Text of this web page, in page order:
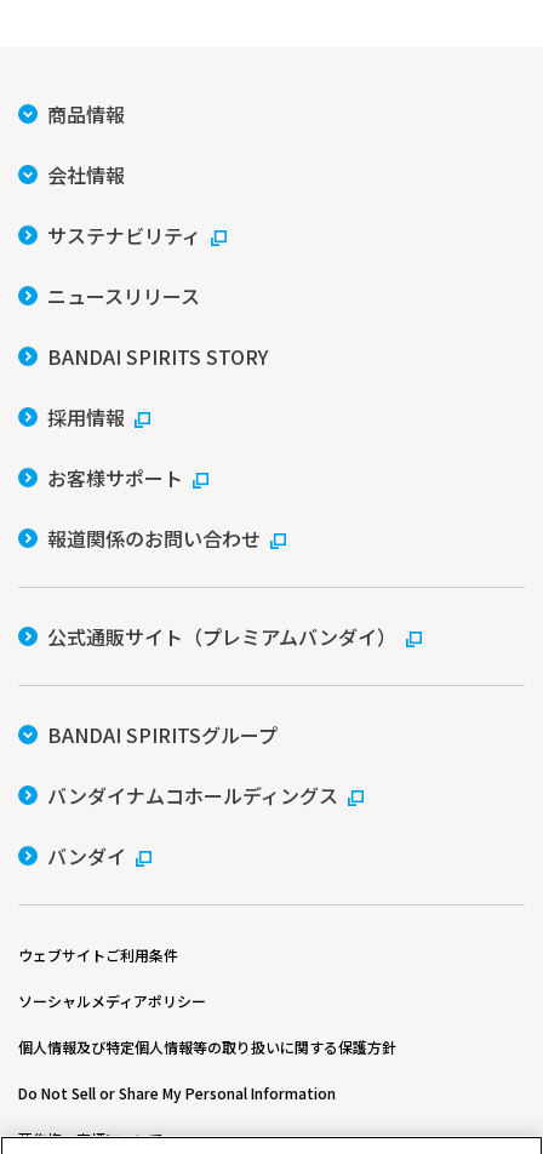
商品情報
会社情報
サステナビリティ
ニュースリリース
BANDAI SPIRITS STORY
採用情報
お客様サポート
報道関係のお問い合わせ
公式通販サイト（プレミアムバンダイ）
BANDAI SPIRITSグループ
バンダイナムコホールディングス
バンダイ
ウェブサイトご利用条件
ソーシャルメディアポリシー
個人情報及び特定個人情報等の取り扱いに関する保護方針
Do Not Sell or Share My Personal Information
著作権・商標について